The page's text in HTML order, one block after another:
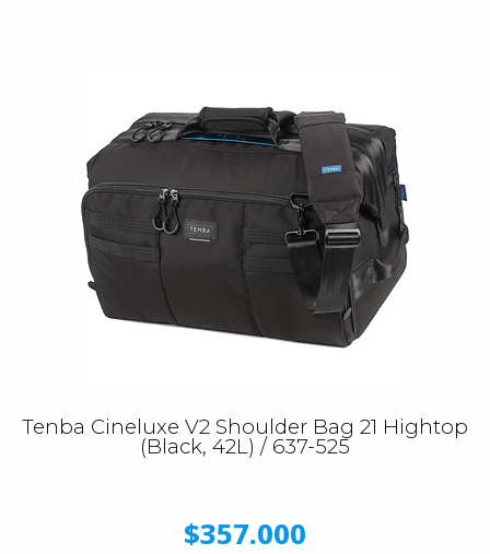
Tenba Cineluxe V2 Shoulder Bag 21 Hightop
(Black, 42L) / 637-525
$357.000